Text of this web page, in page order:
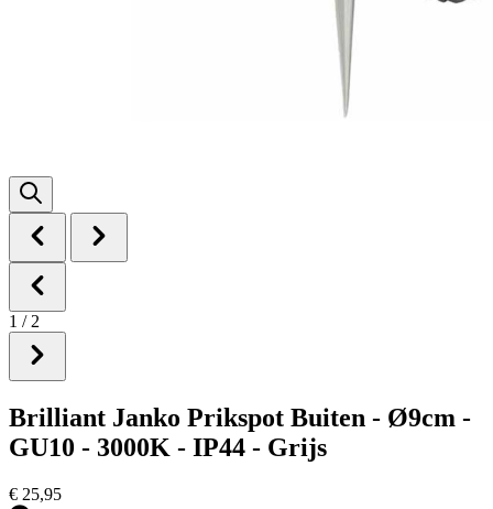
1 / 2
Brilliant Janko Prikspot Buiten - Ø9cm -
GU10 - 3000K - IP44 - Grijs
€ 25,95